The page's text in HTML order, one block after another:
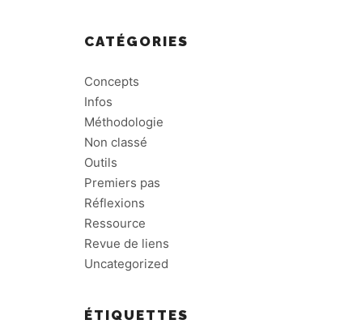
CATÉGORIES
Concepts
Infos
Méthodologie
Non classé
Outils
Premiers pas
Réflexions
Ressource
Revue de liens
Uncategorized
ÉTIQUETTES